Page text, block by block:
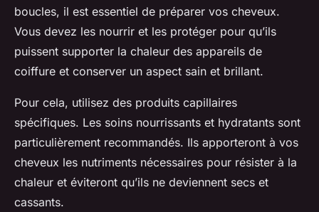
boucles, il est essentiel de préparer vos cheveux.
Vous devez les nourrir et les protéger pour qu’ils
puissent supporter la chaleur des appareils de
coiffure et conserver un aspect sain et brillant.
Pour cela, utilisez des produits capillaires
spécifiques. Les soins nourrissants et hydratants sont
particulièrement recommandés. Ils apporteront à vos
cheveux les nutriments nécessaires pour résister à la
chaleur et éviteront qu’ils ne deviennent secs et
cassants.